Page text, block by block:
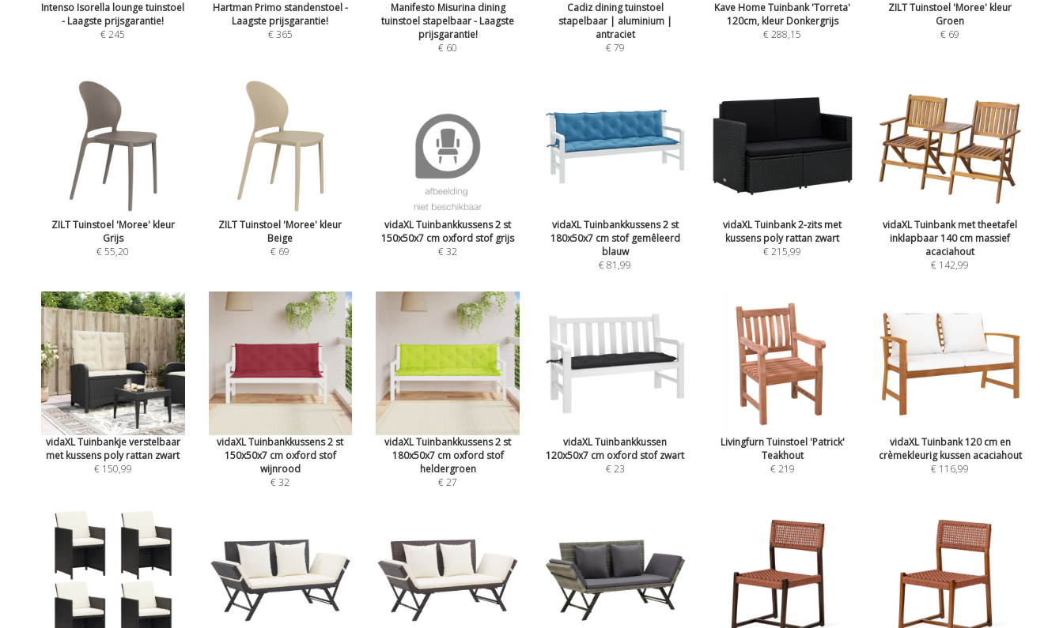
Intenso Isorella lounge tuinstoel
- Laagste prijsgarantie!
€ 245
Hartman Primo standenstoel -
Laagste prijsgarantie!
€ 365
Manifesto Misurina dining
tuinstoel stapelbaar - Laagste
prijsgarantie!
€ 60
Cadiz dining tuinstoel
stapelbaar | aluminium |
antraciet
€ 79
Kave Home Tuinbank 'Torreta'
120cm, kleur Donkergrijs
€ 288,15
ZILT Tuinstoel 'Moree' kleur
Groen
€ 69
ZILT Tuinstoel 'Moree' kleur
Grijs
€ 55,20
ZILT Tuinstoel 'Moree' kleur
Beige
€ 69
vidaXL Tuinbankkussens 2 st
150x50x7 cm oxford stof grijs
€ 32
vidaXL Tuinbankkussens 2 st
180x50x7 cm stof gemêleerd
blauw
€ 81,99
vidaXL Tuinbank 2-zits met
kussens poly rattan zwart
€ 215,99
vidaXL Tuinbank met theetafel
inklapbaar 140 cm massief
acaciahout
€ 142,99
vidaXL Tuinbankje verstelbaar
met kussens poly rattan zwart
€ 150,99
vidaXL Tuinbankkussens 2 st
150x50x7 cm oxford stof
wijnrood
€ 32
vidaXL Tuinbankkussens 2 st
180x50x7 cm oxford stof
heldergroen
€ 27
vidaXL Tuinbankkussen
120x50x7 cm oxford stof zwart
€ 23
Livingfurn Tuinstoel 'Patrick'
Teakhout
€ 219
vidaXL Tuinbank 120 cm en
crèmekleurig kussen acaciahout
€ 116,99